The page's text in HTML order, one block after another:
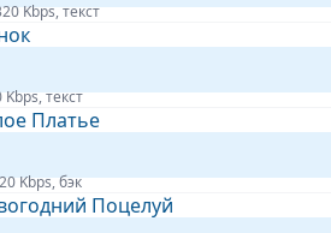
Kbps, текст
текст
Платье
Kbps, бэк
Поцелуй